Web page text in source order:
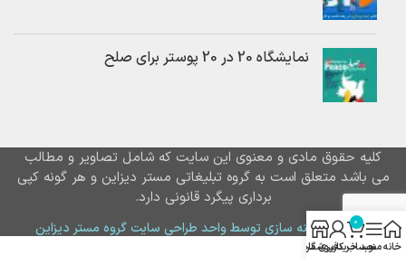
نمایشگاه 20 در 20 پوستر برای صلح
کلیه حقوق مادی و معنوی این سایت که شامل تصاویر و مطالب
می باشد متعلق است به گروه تبلیغاتی مستر دیزاین و هر گونه کپی
برداری پیگرد قانونی دارد.
طراحی و بهینه سازی توسط واحد طراحی سایت گروه مستر دیزاین
خانهمنو
0
سبد خرید
حساب کاربری من
فروشگاه